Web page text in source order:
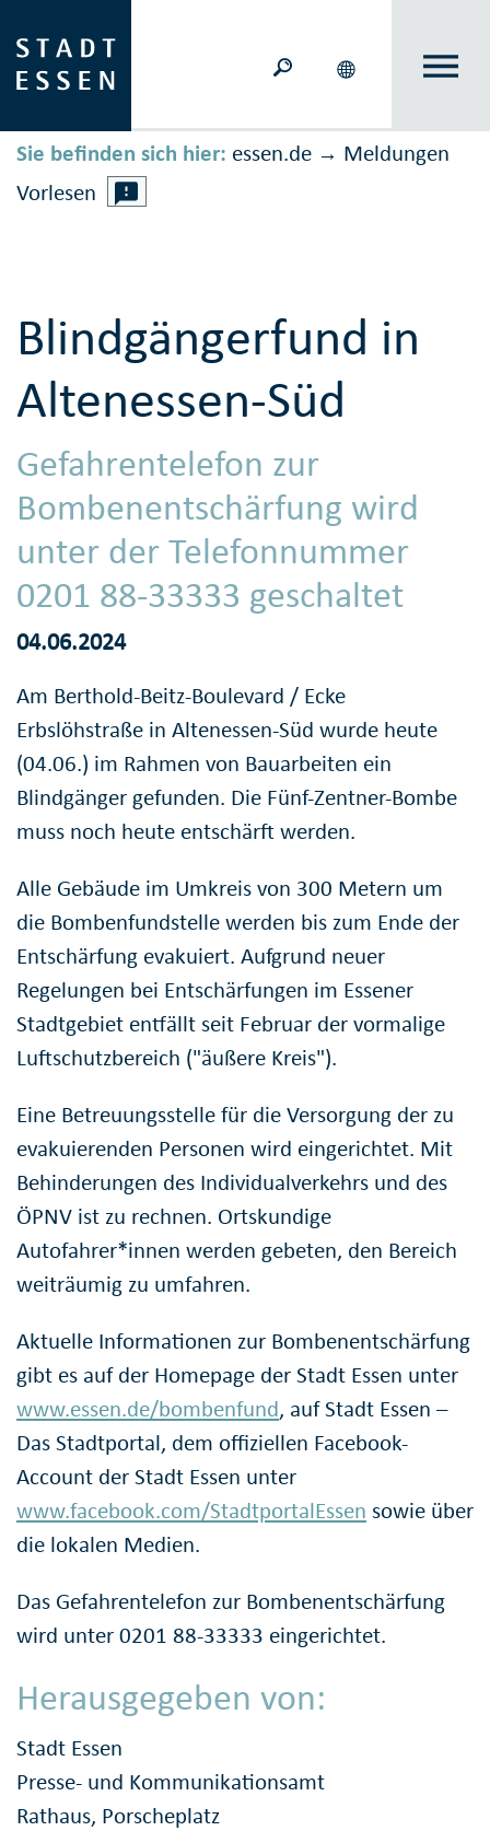
Sie befinden sich hier: essen.de → Meldungen
Vorlesen
Blindgängerfund in
Altenessen-Süd
Gefahrentelefon zur
Bombenentschärfung wird
unter der Telefonnummer
0201 88-33333 geschaltet
04.06.2024
Am Berthold-Beitz-Boulevard / Ecke
Erbslöhstraße in Altenessen-Süd wurde heute
(04.06.) im Rahmen von Bauarbeiten ein
Blindgänger gefunden. Die Fünf-Zentner-Bombe
muss noch heute entschärft werden.
Alle Gebäude im Umkreis von 300 Metern um
die Bombenfundstelle werden bis zum Ende der
Entschärfung evakuiert. Aufgrund neuer
Regelungen bei Entschärfungen im Essener
Stadtgebiet entfällt seit Februar der vormalige
Luftschutzbereich ("äußere Kreis").
Eine Betreuungsstelle für die Versorgung der zu
evakuierenden Personen wird eingerichtet. Mit
Behinderungen des Individualverkehrs und des
ÖPNV ist zu rechnen. Ortskundige
Autofahrer*innen werden gebeten, den Bereich
weiträumig zu umfahren.
Aktuelle Informationen zur Bombenentschärfung
gibt es auf der Homepage der Stadt Essen unter
www.essen.de/bombenfund, auf Stadt Essen –
Das Stadtportal, dem offiziellen Facebook-
Account der Stadt Essen unter
www.facebook.com/StadtportalEssen sowie über
die lokalen Medien.
Das Gefahrentelefon zur Bombenentschärfung
wird unter 0201 88-33333 eingerichtet.
Herausgegeben von:
Stadt Essen
Presse- und Kommunikationsamt
Rathaus, Porscheplatz